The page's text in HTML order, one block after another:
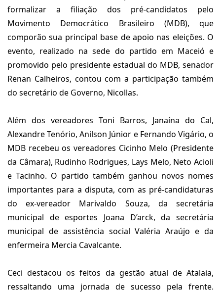
formalizar a filiação dos pré-candidatos pelo
Movimento Democrático Brasileiro (MDB), que
comporão sua principal base de apoio nas eleições. O
evento, realizado na sede do partido em Maceió e
promovido pelo presidente estadual do MDB, senador
Renan Calheiros, contou com a participação também
do secretário de Governo, Nicollas.
Além dos vereadores Toni Barros, Janaína do Cal,
Alexandre Tenório, Anilson Júnior e Fernando Vigário, o
MDB recebeu os vereadores Cicinho Melo (Presidente
da Câmara), Rudinho Rodrigues, Lays Melo, Neto Acioli
e Tacinho. O partido também ganhou novos nomes
importantes para a disputa, com as pré-candidaturas
do ex-vereador Marivaldo Souza, da secretária
municipal de esportes Joana D’arck, da secretária
municipal de assistência social Valéria Araújo e da
enfermeira Mercia Cavalcante.
Ceci destacou os feitos da gestão atual de Atalaia,
ressaltando uma jornada de sucesso pela frente.